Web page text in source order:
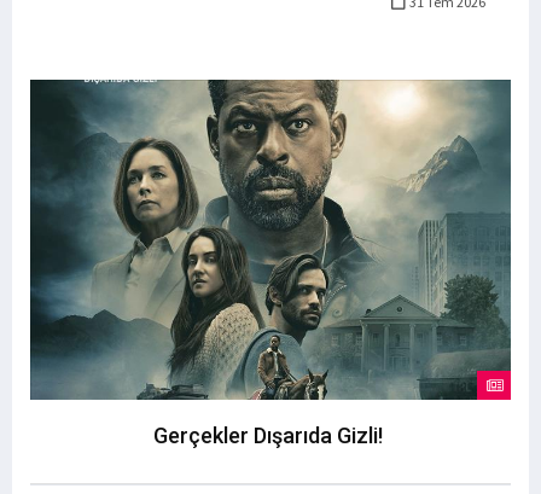
Gerçekler Dışarıda Gizli!